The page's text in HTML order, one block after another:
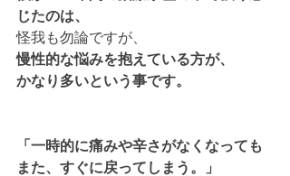
じたのは、
怪我も勿論ですが、
慢性的な悩みを抱えている方が、
かなり多いという事です。
「一時的に痛みや辛さがなくなっても
また、すぐに戻ってしまう。」